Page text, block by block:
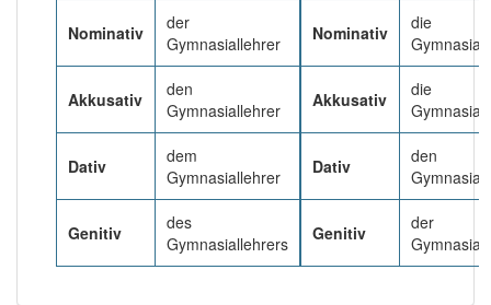
91% unserer Spielapp-Nutzer haben den Artikel
korrekt erraten.
Nominativ
der
Gymnasiallehrer
Akkusativ
den
Gymnasiallehrer
Dativ
dem
Gymnasiallehrer
Genitiv
des
Gymnasiallehrers
Nominativ
die
Akkusativ
die
Dativ
den
Genitiv
der